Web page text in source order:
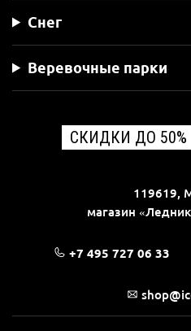
Снег
Веревочные парки
СКИДКИ ДО 50%
119619,
магазин
+7 495 727 06 33